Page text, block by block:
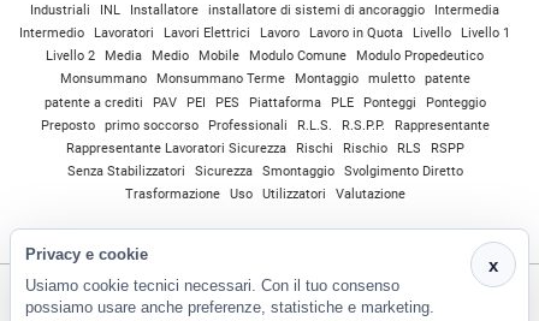
Industriali
INL Installatore installatore di sistemi di ancoraggio
Intermedia
Intermedio
Lavoratori Lavori Elettrici Lavoro Lavoro in Quota Livello
Livello 1
Livello 2
Media Medio Mobile Modulo Comune
Modulo Propedeutico
Monsummano
Monsummano Terme Montaggio muletto
patente
patente a crediti
PAV PEI PES Piattaforma PLE Ponteggi
Ponteggio
Preposto
primo soccorso Professionali R.L.S. R.S.P.P.
Rappresentante
Rappresentante Lavoratori Sicurezza
Rischi Rischio RLS
RSPP
Senza Stabilizzatori
Sicurezza Smontaggio
Svolgimento Diretto
Trasformazione
Uso Utilizzatori Valutazione
x
Privacy e cookie
Usiamo cookie tecnici necessari. Con il tuo consenso
possiamo usare anche preferenze, statistiche e marketing.